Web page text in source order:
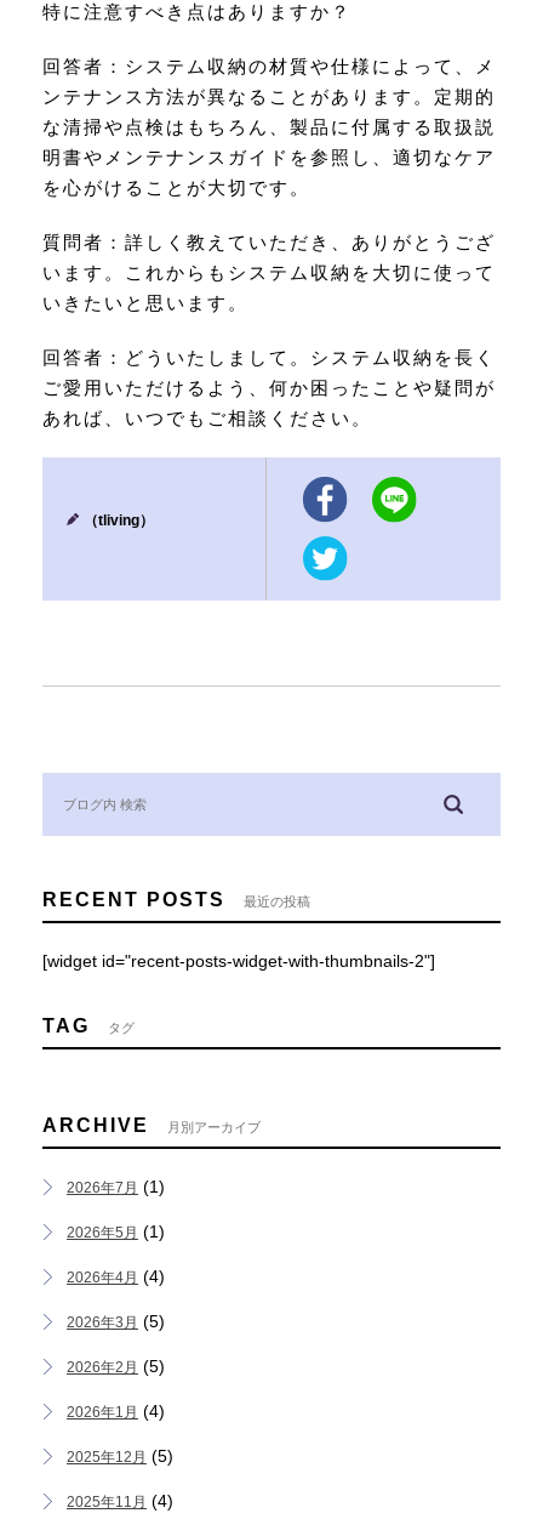
特に注意すべき点はありますか？
回答者：システム収納の材質や仕様によって、メ
ンテナンス方法が異なることがあります。定期的
な清掃や点検はもちろん、製品に付属する取扱説
明書やメンテナンスガイドを参照し、適切なケア
を心がけることが大切です。
質問者：詳しく教えていただき、ありがとうござ
います。これからもシステム収納を大切に使って
いきたいと思います。
回答者：どういたしまして。システム収納を長く
ご愛用いただけるよう、何か困ったことや疑問が
あれば、いつでもご相談ください。
（tliving）
RECENT POSTS 最近の投稿
[widget id="recent-posts-widget-with-thumbnails-2"]
TAG タグ
ARCHIVE 月別アーカイブ
2026年7月 (1)
2026年5月 (1)
2026年4月 (4)
2026年3月 (5)
2026年2月 (5)
2026年1月 (4)
2025年12月 (5)
2025年11月 (4)